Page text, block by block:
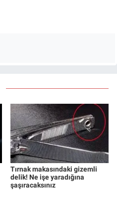
Tırnak makasındaki gizemli
delik! Ne işe yaradığına
şaşıracaksınız